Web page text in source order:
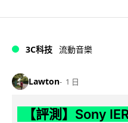
3C科技 流動音樂
Lawton 1 日
【評測】Sony